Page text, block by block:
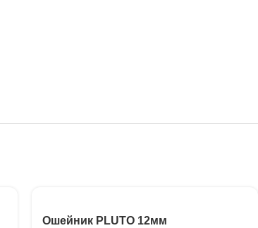
Ошейник PLUTO 12мм